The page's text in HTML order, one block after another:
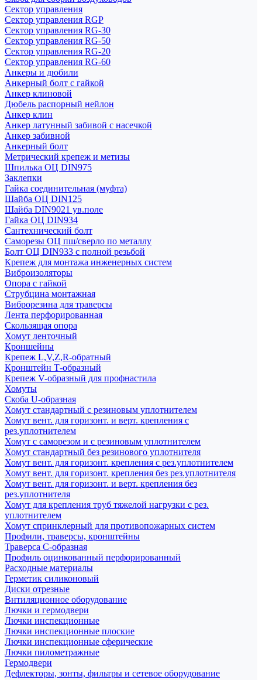
Сектор управления
Сектор управления RGP
Сектор управления RG-30
Сектор управления RG-50
Сектор управления RG-20
Сектор управления RG-60
Анкеры и дюбили
Анкерный болт с гайкой
Анкер клиновой
Дюбель распорный нейлон
Анкер клин
Анкер латунный забивой с насечкой
Анкер забивной
Анкерный болт
Метрический крепеж и метизы
Шпилька ОЦ DIN975
Заклепки
Гайка соединительная (муфта)
Шайба ОЦ DIN125
Шайба DIN9021 ув.поле
Гайка ОЦ DIN934
Сантехнический болт
Саморезы ОЦ пш/сверло по металлу
Болт ОЦ DIN933 с полной резьбой
Крепеж для монтажа инженерных систем
Виброизоляторы
Опора с гайкой
Струбцина монтажная
Виброрезина для траверсы
Лента перфорированная
Скользящая опора
Хомут ленточный
Кроншейны
Крепеж L,V,Z,R-обратный
Кронштейн Т-образный
Крепеж V-образный для профнастила
Хомуты
Скоба U-образная
Хомут стандартный с резиновым уплотнителем
Хомут вент. для горизонт. и верт. крепления с
рез.уплотнителем
Хомут с саморезом и с резиновым уплотнителем
Хомут стандартный без резинового уплотнителя
Хомут вент. для горизонт. крепления с рез.уплотнителем
Хомут вент. для горизонт. крепления без рез.уплотнителя
Хомут вент. для горизонт. и верт. крепления без
рез.уплотнителя
Хомут для крепления труб тяжелой нагрузки с рез.
уплотнителем
Хомут спринклерный для противопожарных систем
Профили, траверсы, кронштейны
Траверса С-образная
Профиль оцинкованный перфорированный
Расходные материалы
Герметик силиконовый
Диски отрезные
Внтиляционное оборудование
Лючки и гермодвери
Лючки инспекционные
Лючки инспекционные плоские
Лючки инспекционные сферические
Лючки пилометражные
Гермодвери
Дефлекторы, зонты, фильтры и сетевое оборудование